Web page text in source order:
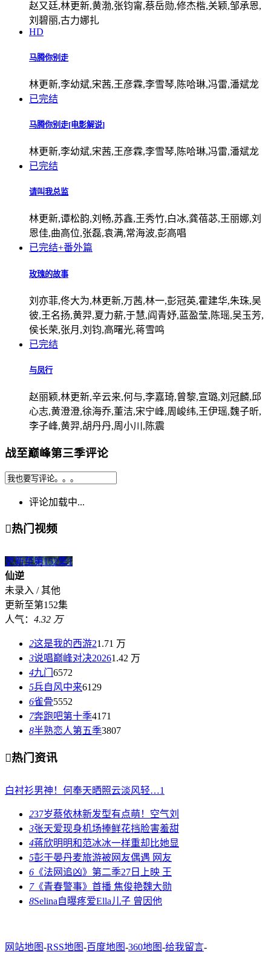
赵又廷,林更新,黄渤,张钧甯,蔡岳勋,修杰楷,关颖,邹承恩,
刘碧丽,古力娜扎
HD
马腾你别走
林更新,李幼斌,宋茜,王彦霖,李雪琴,陈哈琳,冯雷,潘斌龙
已完结
马腾你别走[电影解说]
林更新,李幼斌,宋茜,王彦霖,李雪琴,陈哈琳,冯雷,潘斌龙
已完结
请叫我总监
林更新,谭松韵,刘畅,苏鑫,王秀竹,白冰,龚蓓苾,王丽娜,刘
恩佳,曲高位,张磊,袁满,常海波,彭高唱
已完结+番外篇
玫瑰的故事
刘亦菲,佟大为,林更新,万茜,林一,彭冠英,霍建华,朱珠,吴
彼,王名扬,黄羿,夏力薪,于慧,阎青妤,蓝盈莹,陈瑶,吴玉芳,
侯长荣,张月,刘钧,高曙光,蒋雪鸣
已完结
与凤行
赵丽颖,林更新,辛云来,何与,李嘉琦,曾黎,宣璐,刘冠麟,邱
心志,黄澄澄,徐海乔,董洁,宋宁峰,周峻纬,王伊瑶,魏子昕,
李子峰,黄羿,胡丹丹,周小川,陈震
战至巅峰第三季评论
评论加载中...
热门视频
更新至第152集1
仙逆
未录入 / 其他
更新至第152集
人气： 4.32 万
2这是我的西游21.71 万
3说唱巅峰对决20261.42 万
4九门 6572
5兵自风中来6129
6雀骨5552
7奔跑吧第十季4171
8半熟恋人第五季3807
热门资讯
白衬衫男神！何奉天晒照云淡风轻… 1
237岁蔡依林新发型有点萌！空气刘
3张天爱现身机场捧鲜花挡脸害羞甜
4蒋欣明明和范冰冰一样重却比她显
5彭于晏丹麦旅游被网友偶遇 网友
6 《法网追凶》第二季27日上映 王
7《青春警事》首播 焦俊艳魏大勋
8Selina自曝疼爱Ella儿子 曾因他
网站地图-RSS地图-百度地图-360地图-给我留言-